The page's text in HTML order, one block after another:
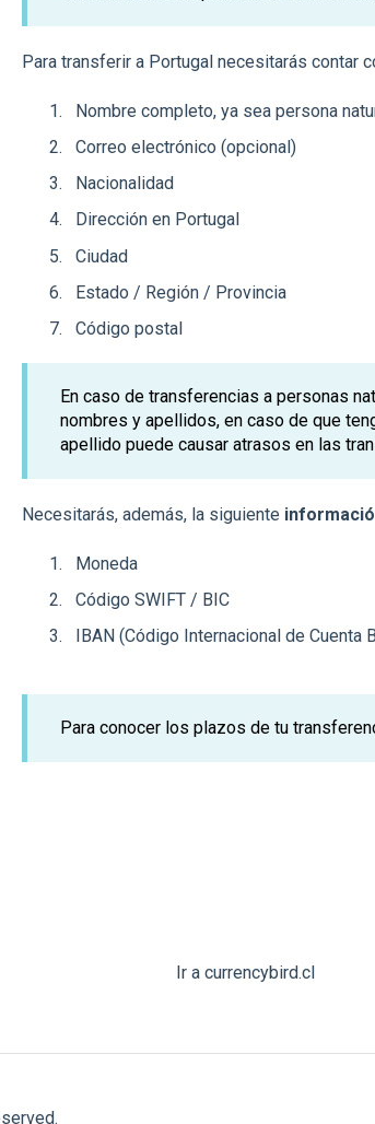
Para transferir a Portugal necesitarás contar
Nombre completo, ya sea persona
Correo electrónico (opcional)
Nacionalidad
Dirección en Portugal
Ciudad
Estado / Región / Provincia
Código postal
En caso de transferencias a personas
nombres y apellidos, en caso de que
apellido puede causar atrasos en las
Necesitarás, además, la siguiente
Moneda
Código SWIFT / BIC
IBAN (Código Internacional de Cuenta
Para conocer los plazos de tu
Ir a currencybird.cl